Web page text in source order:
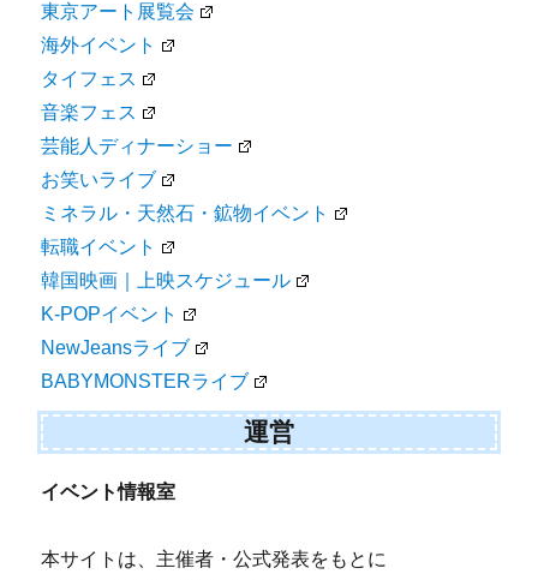
東京アート展覧会
海外イベント
タイフェス
音楽フェス
芸能人ディナーショー
お笑いライブ
ミネラル・天然石・鉱物イベント
転職イベント
韓国映画｜上映スケジュール
K-POPイベント
NewJeansライブ
BABYMONSTERライブ
運営
イベント情報室
本サイトは、主催者・公式発表をもとに